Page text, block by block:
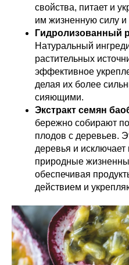
свойства, питает и
им жизненную силу и
Гидролизованный
Натуральный
растительных
эффективное
делая их более
сияющими.
Экстракт семян
бережно собирают
плодов с деревьев.
деревья и
природные
обеспечивая
действием и